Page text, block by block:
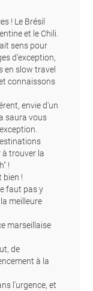
! Le Brésil
et le Chili.
sens pour
d'exception,
en slow travel
connaissons
envie d'un
saura vous
à trouver la
!
bien !
faut pas y
meilleure
marseillaise
de
à la
l'urgence, et